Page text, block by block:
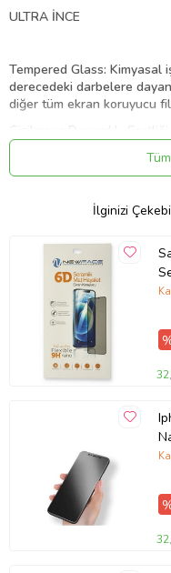
ULTRA İNCE
Tempered Glass: Kimyasal
derecedeki darbelere
diğer tüm ekran koruyucu
objelerle bile çizilmez. Çok
parçalanmaz, tehlike
ekranını korur.
İnce ve Dokunulur:
etkilemez. Uzun süre
Tam Uyum: Hem uygulama
için cihazınızın ekran
Ürün Kodu:kcm23098013
İlginizi